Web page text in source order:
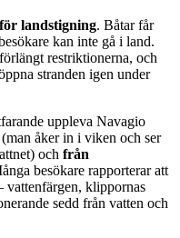
landstigning. Båtar får
kan inte gå i land.
restriktionerna, och
stranden igen under
uppleva Navagio
(man åker in i viken och ser
och från
besökare rapporterar att
klippornas
sedd från vatten och